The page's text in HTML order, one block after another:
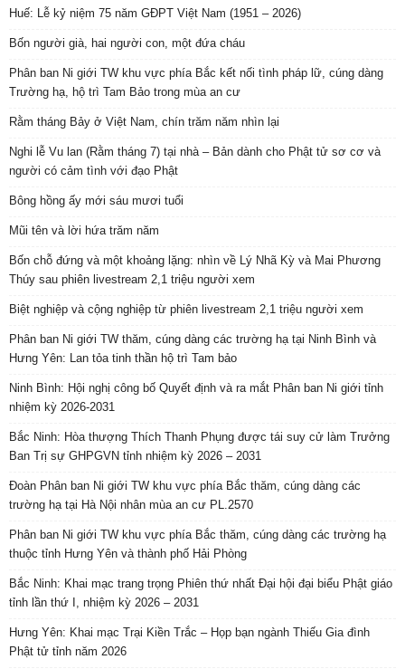
Huế: Lễ kỷ niệm 75 năm GĐPT Việt Nam (1951 – 2026)
Bốn người già, hai người con, một đứa cháu
Phân ban Ni giới TW khu vực phía Bắc kết nối tình pháp lữ, cúng dàng
Trường hạ, hộ trì Tam Bảo trong mùa an cư
Rằm tháng Bảy ở Việt Nam, chín trăm năm nhìn lại
Nghi lễ Vu lan (Rằm tháng 7) tại nhà – Bản dành cho Phật tử sơ cơ và
người có cảm tình với đạo Phật
Bông hồng ấy mới sáu mươi tuổi
Mũi tên và lời hứa trăm năm
Bốn chỗ đứng và một khoảng lặng: nhìn về Lý Nhã Kỳ và Mai Phương
Thúy sau phiên livestream 2,1 triệu người xem
Biệt nghiệp và cộng nghiệp từ phiên livestream 2,1 triệu người xem
Phân ban Ni giới TW thăm, cúng dàng các trường hạ tại Ninh Bình và
Hưng Yên: Lan tỏa tinh thần hộ trì Tam bảo
Ninh Bình: Hội nghị công bố Quyết định và ra mắt Phân ban Ni giới tỉnh
nhiệm kỳ 2026-2031
Bắc Ninh: Hòa thượng Thích Thanh Phụng được tái suy cử làm Trưởng
Ban Trị sự GHPGVN tỉnh nhiệm kỳ 2026 – 2031
Đoàn Phân ban Ni giới TW khu vực phía Bắc thăm, cúng dàng các
trường hạ tại Hà Nội nhân mùa an cư PL.2570
Phân ban Ni giới TW khu vực phía Bắc thăm, cúng dàng các trường hạ
thuộc tỉnh Hưng Yên và thành phố Hải Phòng
Bắc Ninh: Khai mạc trang trọng Phiên thứ nhất Đại hội đại biểu Phật giáo
tỉnh lần thứ I, nhiệm kỳ 2026 – 2031
Hưng Yên: Khai mạc Trại Kiền Trắc – Họp bạn ngành Thiếu Gia đình
Phật tử tỉnh năm 2026